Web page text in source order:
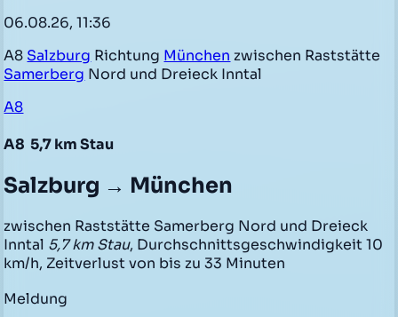
06.08.26, 11:36
A8 Salzburg Richtung München zwischen Raststätte
Samerberg Nord und Dreieck Inntal
A8
A8 5,7 km Stau
Salzburg → München
zwischen Raststätte Samerberg Nord und Dreieck
Inntal 5,7 km Stau, Durchschnittsgeschwindigkeit 10
km/h, Zeitverlust von bis zu 33 Minuten
Meldung